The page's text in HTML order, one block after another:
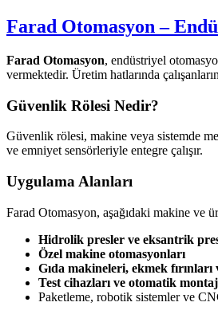
Farad Otomasyon –
Farad Otomasyon, endüstriyel
vermektedir. Üretim hatlarında
Güvenlik Rölesi Nedir?
Güvenlik rölesi, makine veya sistemde
ve emniyet sensörleriyle entegre çalışır.
Uygulama Alanları
Farad Otomasyon, aşağıdaki makine ve
Hidrolik presler ve eksantrik
Özel makine otomasyonları
Gıda makineleri, ekmek
Test cihazları ve otomatik
Paketleme, robotik sistemler ve